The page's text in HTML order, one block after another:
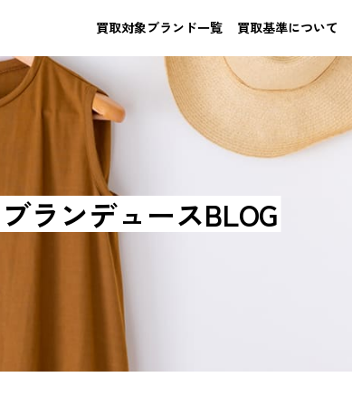
買取対象ブランド一覧 買取基準について
ブランデュースBLOG